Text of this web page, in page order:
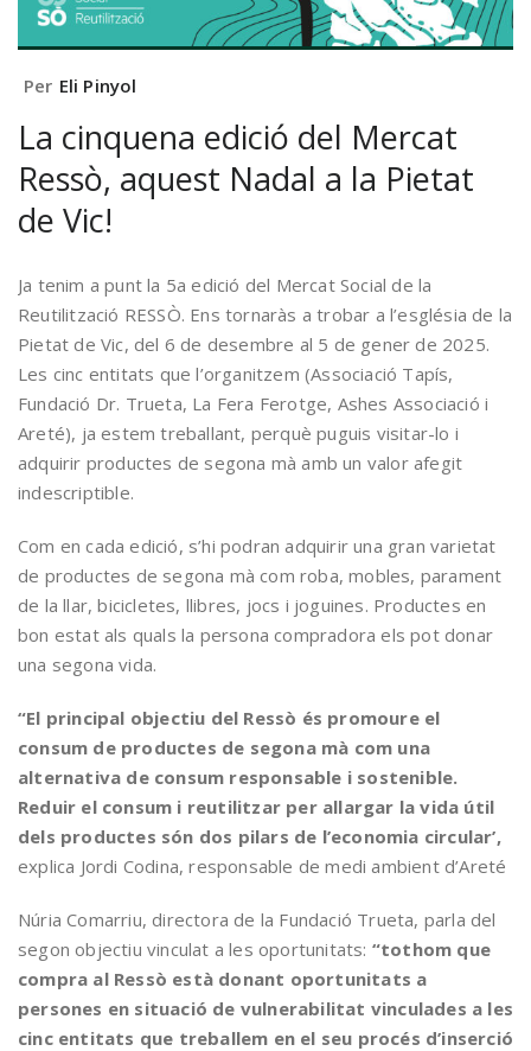
Per Eli Pinyol
La cinquena edició del Mercat
Ressò, aquest Nadal a la Pietat
de Vic!
Ja tenim a punt la 5a edició del Mercat Social de la
Reutilització RESSÒ. Ens tornaràs a trobar a l’església de la
Pietat de Vic, del 6 de desembre al 5 de gener de 2025.
Les cinc entitats que l’organitzem (Associació Tapís,
Fundació Dr. Trueta, La Fera Ferotge, Ashes Associació i
Areté), ja estem treballant, perquè puguis visitar-lo i
adquirir productes de segona mà amb un valor afegit
indescriptible.
Com en cada edició, s’hi podran adquirir una gran varietat
de productes de segona mà com roba, mobles, parament
de la llar, bicicletes, llibres, jocs i joguines. Productes en
bon estat als quals la persona compradora els pot donar
una segona vida.
“El principal objectiu del Ressò és promoure el
consum de productes de segona mà com una
alternativa de consum responsable i sostenible.
Reduir el consum i reutilitzar per allargar la vida útil
dels productes són dos pilars de l’economia circular’,
explica Jordi Codina, responsable de medi ambient d’Areté
Núria Comarriu, directora de la Fundació Trueta, parla del
segon objectiu vinculat a les oportunitats: “tothom que
compra al Ressò està donant oportunitats a
persones en situació de vulnerabilitat vinculades a les
cinc entitats que treballem en el seu procés d’inserció